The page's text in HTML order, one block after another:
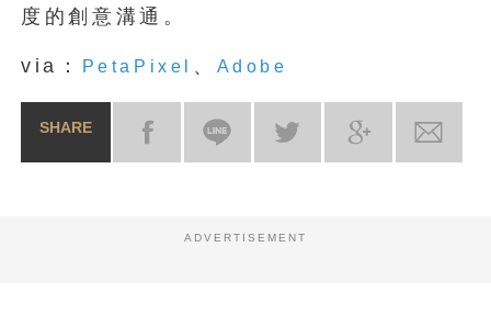
度的創意溝通。
via： PetaPixel 、 Adobe
SHARE
ADVERTISEMENT